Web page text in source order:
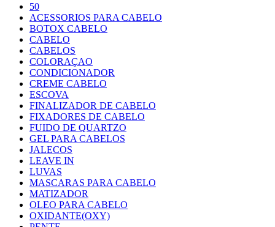
50
ACESSORIOS PARA CABELO
BOTOX CABELO
CABELO
CABELOS
COLORAÇAO
CONDICIONADOR
CREME CABELO
ESCOVA
FINALIZADOR DE CABELO
FIXADORES DE CABELO
FUIDO DE QUARTZO
GEL PARA CABELOS
JALECOS
LEAVE IN
LUVAS
MASCARAS PARA CABELO
MATIZADOR
OLEO PARA CABELO
OXIDANTE(OXY)